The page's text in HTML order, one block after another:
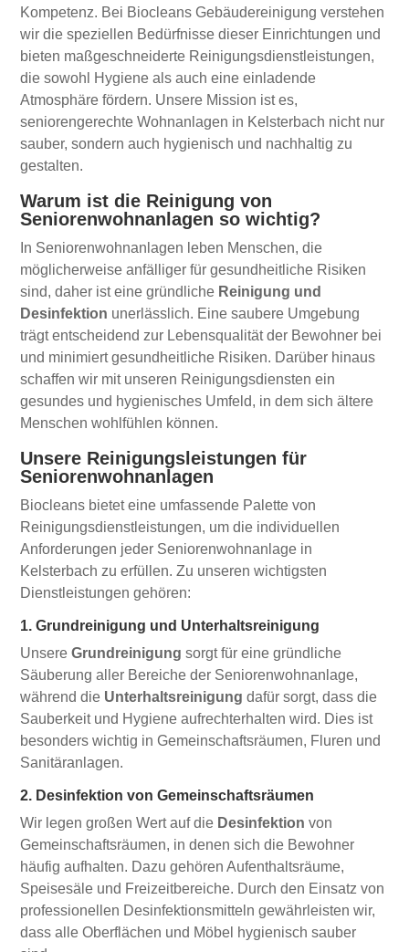
Kompetenz. Bei Biocleans Gebäudereinigung verstehen
wir die speziellen Bedürfnisse dieser Einrichtungen und
bieten maßgeschneiderte Reinigungsdienstleistungen,
die sowohl Hygiene als auch eine einladende
Atmosphäre fördern. Unsere Mission ist es,
seniorengerechte Wohnanlagen in Kelsterbach nicht nur
sauber, sondern auch hygienisch und nachhaltig zu
gestalten.
Warum ist die Reinigung von
Seniorenwohnanlagen so wichtig?
In Seniorenwohnanlagen leben Menschen, die
möglicherweise anfälliger für gesundheitliche Risiken
sind, daher ist eine gründliche Reinigung und
Desinfektion unerlässlich. Eine saubere Umgebung
trägt entscheidend zur Lebensqualität der Bewohner bei
und minimiert gesundheitliche Risiken. Darüber hinaus
schaffen wir mit unseren Reinigungsdiensten ein
gesundes und hygienisches Umfeld, in dem sich ältere
Menschen wohlfühlen können.
Unsere Reinigungsleistungen für
Seniorenwohnanlagen
Biocleans bietet eine umfassende Palette von
Reinigungsdienstleistungen, um die individuellen
Anforderungen jeder Seniorenwohnanlage in
Kelsterbach zu erfüllen. Zu unseren wichtigsten
Dienstleistungen gehören:
1. Grundreinigung und Unterhaltsreinigung
UnsereGrundreinigung sorgt für eine gründliche
Säuberung aller Bereiche der Seniorenwohnanlage,
während die Unterhaltsreinigung dafür sorgt, dass die
Sauberkeit und Hygiene aufrechterhalten wird. Dies ist
besonders wichtig in Gemeinschaftsräumen, Fluren und
Sanitäranlagen.
2. Desinfektion von Gemeinschaftsräumen
Wir legen großen Wert auf die Desinfektion von
Gemeinschaftsräumen, in denen sich die Bewohner
häufig aufhalten. Dazu gehören Aufenthaltsräume,
Speisesäle und Freizeitbereiche. Durch den Einsatz von
professionellen Desinfektionsmitteln gewährleisten wir,
dass alle Oberflächen und Möbel hygienisch sauber